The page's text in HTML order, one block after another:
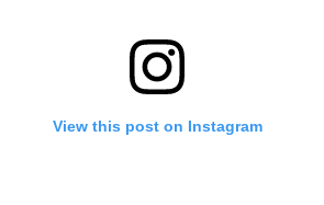
View this post on Instagram